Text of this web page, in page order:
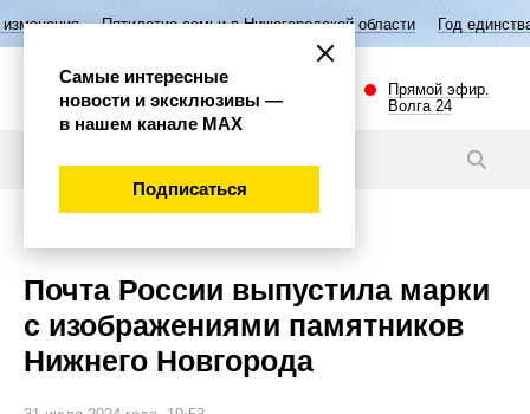
семьи в Нижегородской области Год единства народов России
Прямой эфир.
Волга 24
Почта России выпустила марки
с изображениями памятников
Нижнего Новгорода
Самые интересные
новости и эксклюзивы —
в нашем канале МАХ
Подписаться